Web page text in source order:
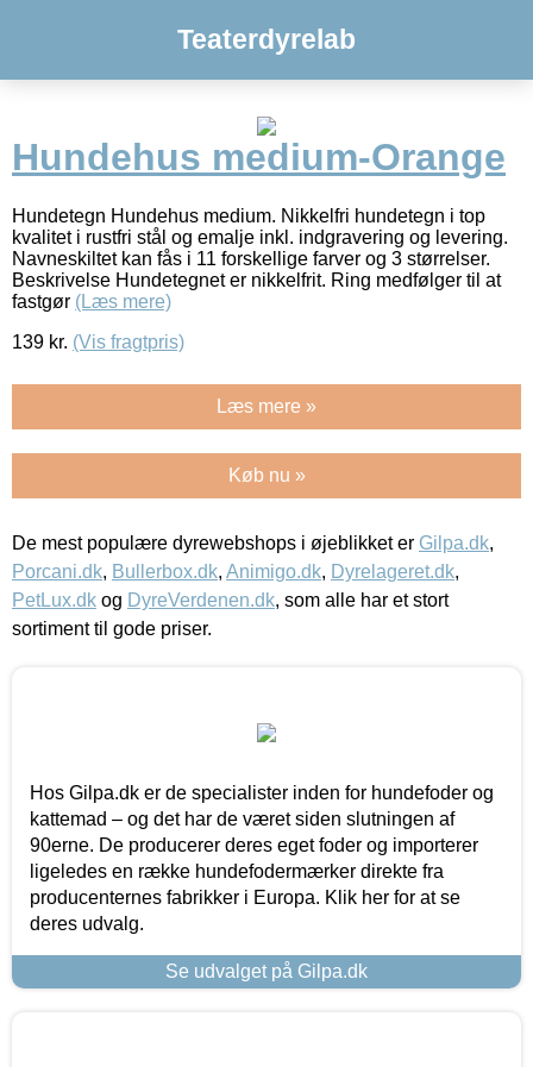
Teaterdyrelab
Hundehus medium-Orange
Hundetegn Hundehus medium. Nikkelfri hundetegn i top
kvalitet i rustfri stål og emalje inkl. indgravering og levering.
Navneskiltet kan fås i 11 forskellige farver og 3 størrelser.
Beskrivelse Hundetegnet er nikkelfrit. Ring medfølger til at
fastgør (Læs mere)
139 kr. (Vis fragtpris)
Læs mere »
Køb nu »
De mest populære dyrewebshops i øjeblikket er Gilpa.dk,
Porcani.dk, Bullerbox.dk, Animigo.dk, Dyrelageret.dk,
PetLux.dk og DyreVerdenen.dk, som alle har et stort
sortiment til gode priser.
Hos Gilpa.dk er de specialister inden for hundefoder og
kattemad – og det har de været siden slutningen af
90erne. De producerer deres eget foder og importerer
ligeledes en række hundefodermærker direkte fra
producenternes fabrikker i Europa. Klik her for at se
deres udvalg.
Se udvalget på Gilpa.dk